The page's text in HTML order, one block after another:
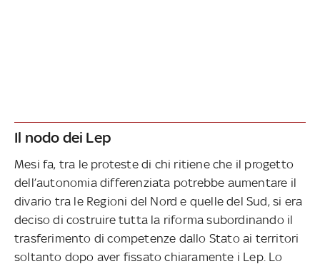
Il nodo dei Lep
Mesi fa, tra le proteste di chi ritiene che il progetto
dell’autonomia differenziata potrebbe aumentare il
divario tra le Regioni del Nord e quelle del Sud, si era
deciso di costruire tutta la riforma subordinando il
trasferimento di competenze dallo Stato ai territori
soltanto dopo aver fissato chiaramente i Lep. Lo